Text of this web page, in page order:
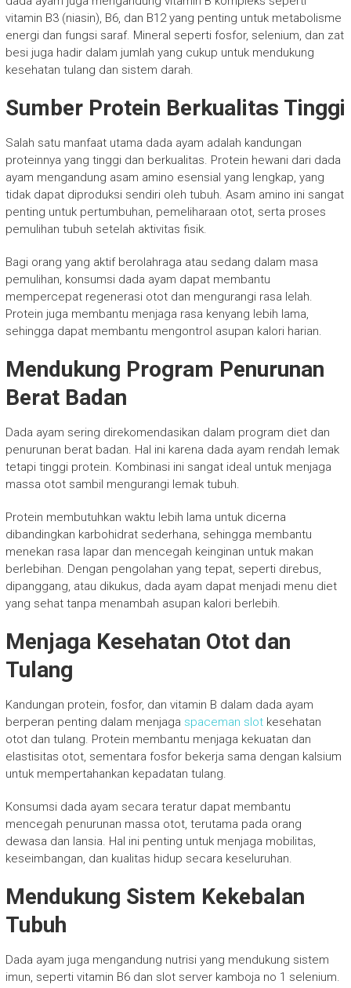
vitamin B3 (niasin), B6, dan B12 yang penting untuk metabolisme
energi dan fungsi saraf. Mineral seperti fosfor, selenium, dan zat
besi juga hadir dalam jumlah yang cukup untuk mendukung
kesehatan tulang dan sistem darah.
Sumber Protein Berkualitas Tinggi
Salah satu manfaat utama dada ayam adalah kandungan
proteinnya yang tinggi dan berkualitas. Protein hewani dari dada
ayam mengandung asam amino esensial yang lengkap, yang
tidak dapat diproduksi sendiri oleh tubuh. Asam amino ini sangat
penting untuk pertumbuhan, pemeliharaan otot, serta proses
pemulihan tubuh setelah aktivitas fisik.
Bagi orang yang aktif berolahraga atau sedang dalam masa
pemulihan, konsumsi dada ayam dapat membantu
mempercepat regenerasi otot dan mengurangi rasa lelah.
Protein juga membantu menjaga rasa kenyang lebih lama,
sehingga dapat membantu mengontrol asupan kalori harian.
Mendukung Program Penurunan
Berat Badan
Dada ayam sering direkomendasikan dalam program diet dan
penurunan berat badan. Hal ini karena dada ayam rendah lemak
tetapi tinggi protein. Kombinasi ini sangat ideal untuk menjaga
massa otot sambil mengurangi lemak tubuh.
Protein membutuhkan waktu lebih lama untuk dicerna
dibandingkan karbohidrat sederhana, sehingga membantu
menekan rasa lapar dan mencegah keinginan untuk makan
berlebihan. Dengan pengolahan yang tepat, seperti direbus,
dipanggang, atau dikukus, dada ayam dapat menjadi menu diet
yang sehat tanpa menambah asupan kalori berlebih.
Menjaga Kesehatan Otot dan
Tulang
Kandungan protein, fosfor, dan vitamin B dalam dada ayam
berperan penting dalam menjaga spaceman slot kesehatan
otot dan tulang. Protein membantu menjaga kekuatan dan
elastisitas otot, sementara fosfor bekerja sama dengan kalsium
untuk mempertahankan kepadatan tulang.
Konsumsi dada ayam secara teratur dapat membantu
mencegah penurunan massa otot, terutama pada orang
dewasa dan lansia. Hal ini penting untuk menjaga mobilitas,
keseimbangan, dan kualitas hidup secara keseluruhan.
Mendukung Sistem Kekebalan
Tubuh
Dada ayam juga mengandung nutrisi yang mendukung sistem
imun, seperti vitamin B6 dan slot server kamboja no 1 selenium.